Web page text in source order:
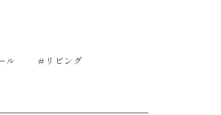
ル
リビング